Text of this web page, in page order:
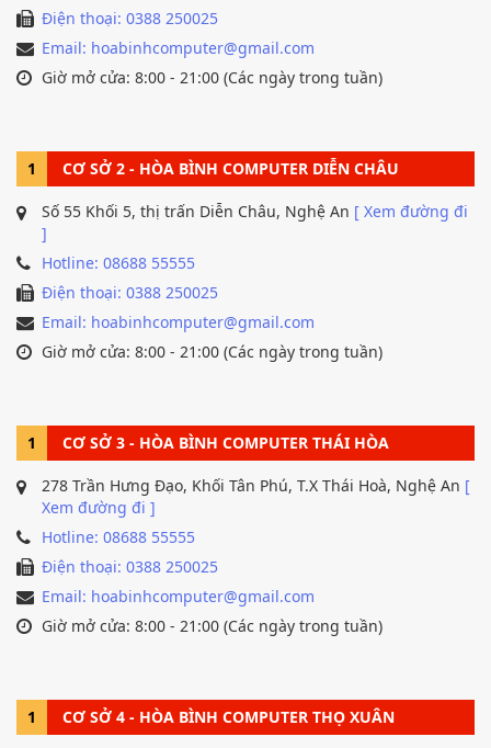
Điện thoại: 0388 250025
Email: hoabinhcomputer@gmail.com
Giờ mở cửa: 8:00 - 21:00 (Các ngày trong tuần)
1 CƠ SỞ 2 - HÒA BÌNH COMPUTER DIỄN CHÂU
Số 55 Khối 5, thị trấn Diễn Châu, Nghệ An [ Xem đường đi
]
Hotline: 08688 55555
Điện thoại: 0388 250025
Email: hoabinhcomputer@gmail.com
Giờ mở cửa: 8:00 - 21:00 (Các ngày trong tuần)
1 CƠ SỞ 3 - HÒA BÌNH COMPUTER THÁI HÒA
278 Trần Hưng Đạo, Khối Tân Phú, T.X Thái Hoà, Nghệ An [
Xem đường đi ]
Hotline: 08688 55555
Điện thoại: 0388 250025
Email: hoabinhcomputer@gmail.com
Giờ mở cửa: 8:00 - 21:00 (Các ngày trong tuần)
1 CƠ SỞ 4 - HÒA BÌNH COMPUTER THỌ XUÂN